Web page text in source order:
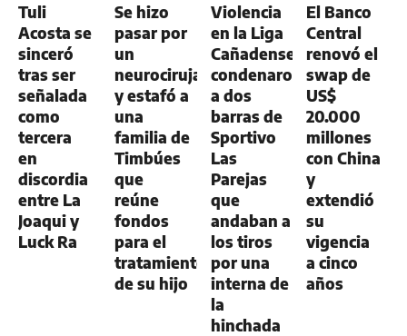
Tuli
Acosta se
sinceró
tras ser
señalada
como
tercera
en
discordia
entre La
Joaqui y
Luck Ra
Se hizo
pasar por
un
neurocirujano
y estafó a
una
familia de
Timbúes
que
reúne
fondos
para el
tratamiento
de su hijo
Violencia
en la Liga
Cañadense:
condenaron
a dos
barras de
Sportivo
Las
Parejas
que
andaban a
los tiros
por una
interna de
la
hinchada
AGRO
El Banco
Central
renovó el
swap de
US$
20.000
millones
con China
y
extendió
su
vigencia
a cinco
años